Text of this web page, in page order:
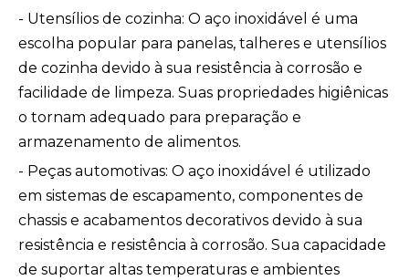
- Utensílios de cozinha: O aço inoxidável é uma
escolha popular para panelas, talheres e utensílios
de cozinha devido à sua resistência à corrosão e
facilidade de limpeza. Suas propriedades higiênicas
o tornam adequado para preparação e
armazenamento de alimentos.
- Peças automotivas: O aço inoxidável é utilizado
em sistemas de escapamento, componentes de
chassis e acabamentos decorativos devido à sua
resistência e resistência à corrosão. Sua capacidade
de suportar altas temperaturas e ambientes